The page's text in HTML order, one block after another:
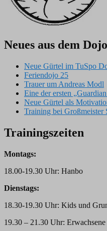
Neues aus dem Dojo
Neue Gürtel im TuSpo
Feriendojo 25
Trauer um Andreas Modl
Eine der ersten
Neue Gürtel als
Training bei Großmeister
Trainingszeiten
Montags:
18.00-19.30 Uhr: Hanbo
Dienstags:
18.30-19.30 Uhr: Kids und
19.30 – 21.30 Uhr: Erwachsene